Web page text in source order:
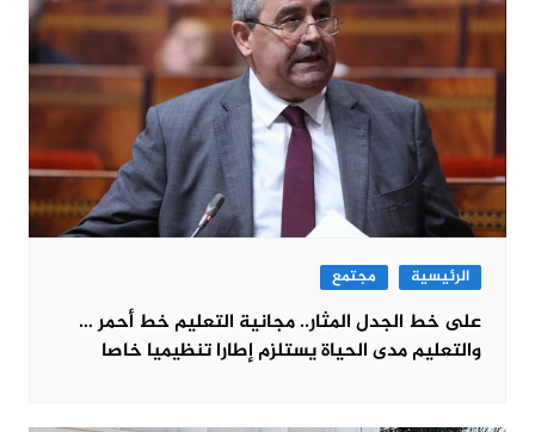
الرئيسية مجتمع
على خط الجدل المثار.. مجانية التعليم خط أحمر …
والتعليم مدى الحياة يستلزم إطارا تنظيميا خاصا